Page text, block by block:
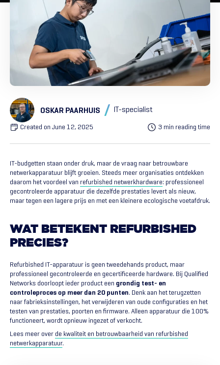
OSKAR PAARHUIS IT-specialist
Created on June 12, 2025 3 min reading time
IT-budgetten staan onder druk, maar de vraag naar betrouwbare
netwerkapparatuur blijft groeien. Steeds meer organisaties ontdekken
daarom het voordeel van refurbished netwerkhardware: professioneel
gecontroleerde apparatuur die dezelfde prestaties levert als nieuw,
maar tegen een lagere prijs en met een kleinere ecologische voetafdruk.
WAT BETEKENT REFURBISHED
PRECIES?
Refurbished IT-apparatuur is geen tweedehands product, maar
professioneel gecontroleerde en gecertificeerde hardware. Bij Qualified
Networks doorloopt ieder product een grondig test- en
controleproces op meer dan 20 punten. Denk aan het terugzetten
naar fabrieksinstellingen, het verwijderen van oude configuraties en het
testen van prestaties, poorten en firmware. Alleen apparatuur die 100%
functioneert, wordt opnieuw ingezet of verkocht.
Lees meer over de kwaliteit en betrouwbaarheid van refurbished
netwerkapparatuur.